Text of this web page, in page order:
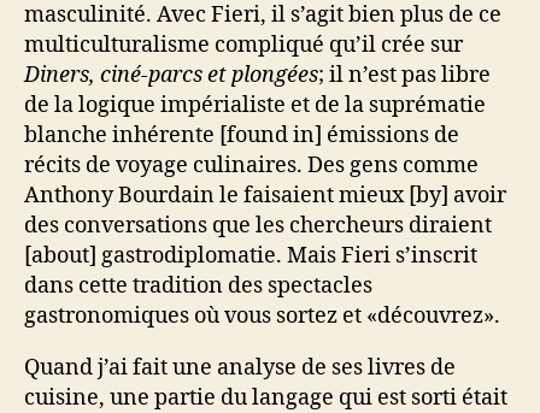
masculinité. Avec Fieri, il s’agit bien plus de ce
multiculturalisme compliqué qu’il crée sur
Diners, ciné-parcs et plongées; il n’est pas libre
de la logique impérialiste et de la suprématie
blanche inhérente [found in] émissions de
récits de voyage culinaires. Des gens comme
Anthony Bourdain le faisaient mieux [by] avoir
des conversations que les chercheurs diraient
[about] gastrodiplomatie. Mais Fieri s’inscrit
dans cette tradition des spectacles
gastronomiques où vous sortez et «découvrez».
Quand j’ai fait une analyse de ses livres de
cuisine, une partie du langage qui est sorti était